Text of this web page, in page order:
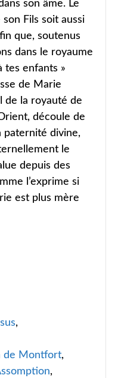
son âme. Le
Fils soit aussi
que, soutenus
dans le royaume
tes enfants »
de Marie
de la royauté de
découle de
paternité divine,
le
depuis des
l’exprime si
est plus mère
de Montfort